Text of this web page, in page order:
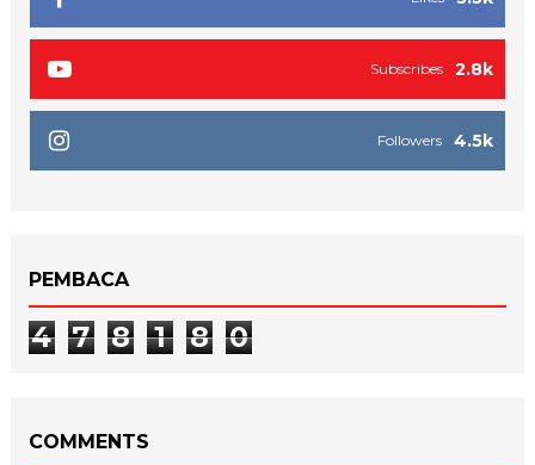
2.8k
Subscribes
4.5k
Followers
PEMBACA
4 7 8 1 8 0
COMMENTS